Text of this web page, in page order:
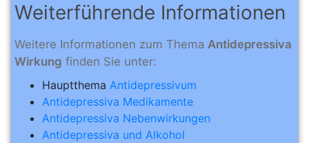
Weiterführende Informationen
Weitere Informationen zum Thema Antidepressiva
Wirkung finden Sie unter:
Hauptthema Antidepressivum
Antidepressiva Medikamente
Antidepressiva Nebenwirkungen
Antidepressiva und Alkohol